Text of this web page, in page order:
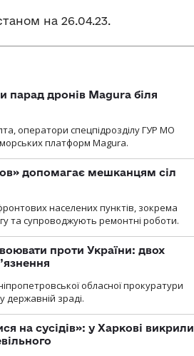
на 26.04.23.
дронів Magura біля
оператори спецпідрозділу ГУР МО
платформ Magura.
допомагає мешканцям сіл
населених пунктів, зокрема
та супроводжують ремонтні роботи.
проти України: двох
обласної прокуратури
державній зраді.
на сусідів»: у Харкові викрили